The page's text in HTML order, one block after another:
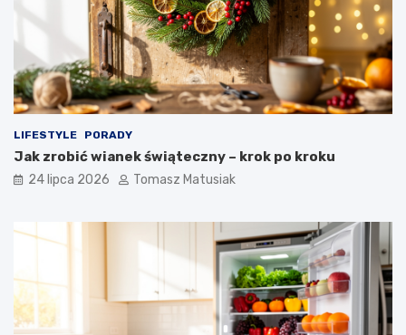
LIFESTYLE PORADY
Jak zrobić wianek świąteczny – krok po kroku
24 lipca 2026 Tomasz Matusiak